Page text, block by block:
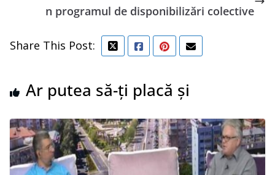
n programul de disponibilizări colective
Share This Post:
Ar putea să-ți placă și